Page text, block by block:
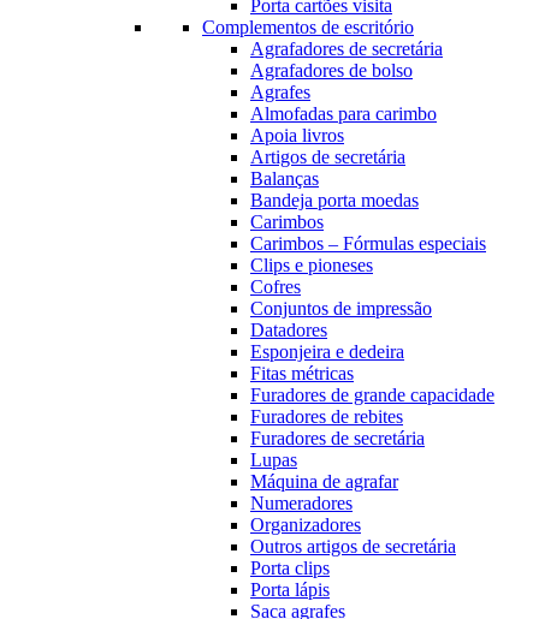
Porta cartões visita
Complementos de escritório
Agrafadores de secretária
Agrafadores de bolso
Agrafes
Almofadas para carimbo
Apoia livros
Artigos de secretária
Balanças
Bandeja porta moedas
Carimbos
Carimbos – Fórmulas especiais
Clips e pioneses
Cofres
Conjuntos de impressão
Datadores
Esponjeira e dedeira
Fitas métricas
Furadores de grande capacidade
Furadores de rebites
Furadores de secretária
Lupas
Máquina de agrafar
Numeradores
Organizadores
Outros artigos de secretária
Porta clips
Porta lápis
Saca agrafes